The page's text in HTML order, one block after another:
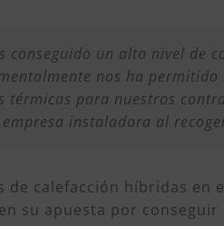
conseguido un alto nivel de
nos ha
para nuestros
instaladora al
de calefacción híbridas
su apuesta por conseguir